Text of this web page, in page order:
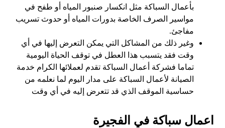
بأعمال السباكة مثل انكسار صنبور المياه أو طفح في
مواسير الصرف الخاصة بدورات المياه أو حدوث تسريب
مفاجئ.
وغير ذلك من المشاكل التي يمكن التعرض إليها في أي
وقت فقد يتسبب هذا العطل في توقف الحياة اليومية
تماما فشركة أعمال السباكة تقدم لعملائها الكرام خدمة
الصيانة لأعمال السباكة على مدار اليوم لما نعلمه من
حساسية الموقف الذي قد تتعرض إليه في أي وقت
اعمال سباكة في الفجيرة